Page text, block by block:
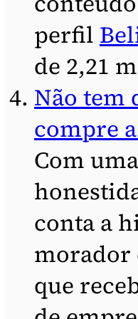
perfil
de 2,21
Não tem
compre
Com
conta a
morador
que